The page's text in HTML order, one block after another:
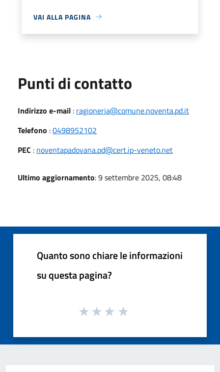
VAI ALLA PAGINA
Punti di contatto
Indirizzo e-mail : ragioneria@comune.noventa.pd.it
Telefono :0498952102
PEC : noventapadovana.pd@cert.ip-veneto.net
Ultimo aggiornamento: 9 settembre 2025, 08:48
Quanto sono chiare le informazioni
su questa pagina?